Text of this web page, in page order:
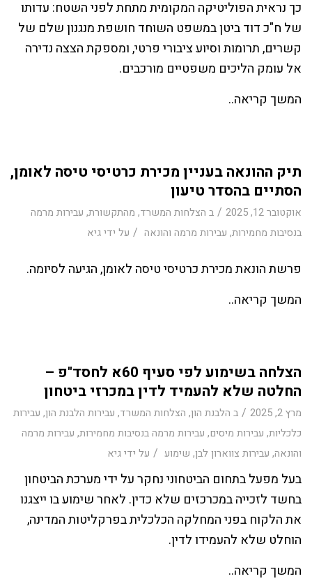
כך נראית הפוליטיקה המקומית מתחת לפני השטח: עדותו
של ח"כ דוד ביטן במשפט השוחד חושפת מנגנון שלם של
קשרים, תרומות וסיוע ציבורי פרטי, ומספקת הצצה נדירה
אל עומק הליכים משפטיים מורכבים.
המשך קריאה..
תיק ההונאה בעניין מכירת כרטיסי טיסה לאומן,
הסתיים בהסדר טיעון
אוקטובר 12, 2025 / ב הצלחות המשרד, מהתקשורת, עבירות מרמה
בנסיבות מחמירות, עבירות מרמה והונאה / על ידיגיא
פרשת הונאת מכירת כרטיסי טיסה לאומן, הגיעה לסיומה.
המשך קריאה..
הצלחה בשימוע לפי סעיף 60א לחסד"פ –
החלטה שלא להעמיד לדין במכרזי ביטחון
מרץ 2, 2025 / ב הלבנת הון, הצלחות המשרד, עבירות הלבנת הון, עבירות
כלכליות, עבירות מיסים, עבירות מרמה בנסיבות מחמירות, עבירות מרמה
והונאה, עבירות צווארון לבן, שימוע / על ידיגיא
בעל מפעל בתחום הביטחוני נחקר על ידי מערכת הביטחון
בחשד לזכייה במכרכזים שלא כדין. לאחר שימוע בו ייצגנו
את הלקוח בפני המחלקה הכלכלית בפרקליטות המדינה,
הוחלט שלא להעמידו לדין.
המשך קריאה..